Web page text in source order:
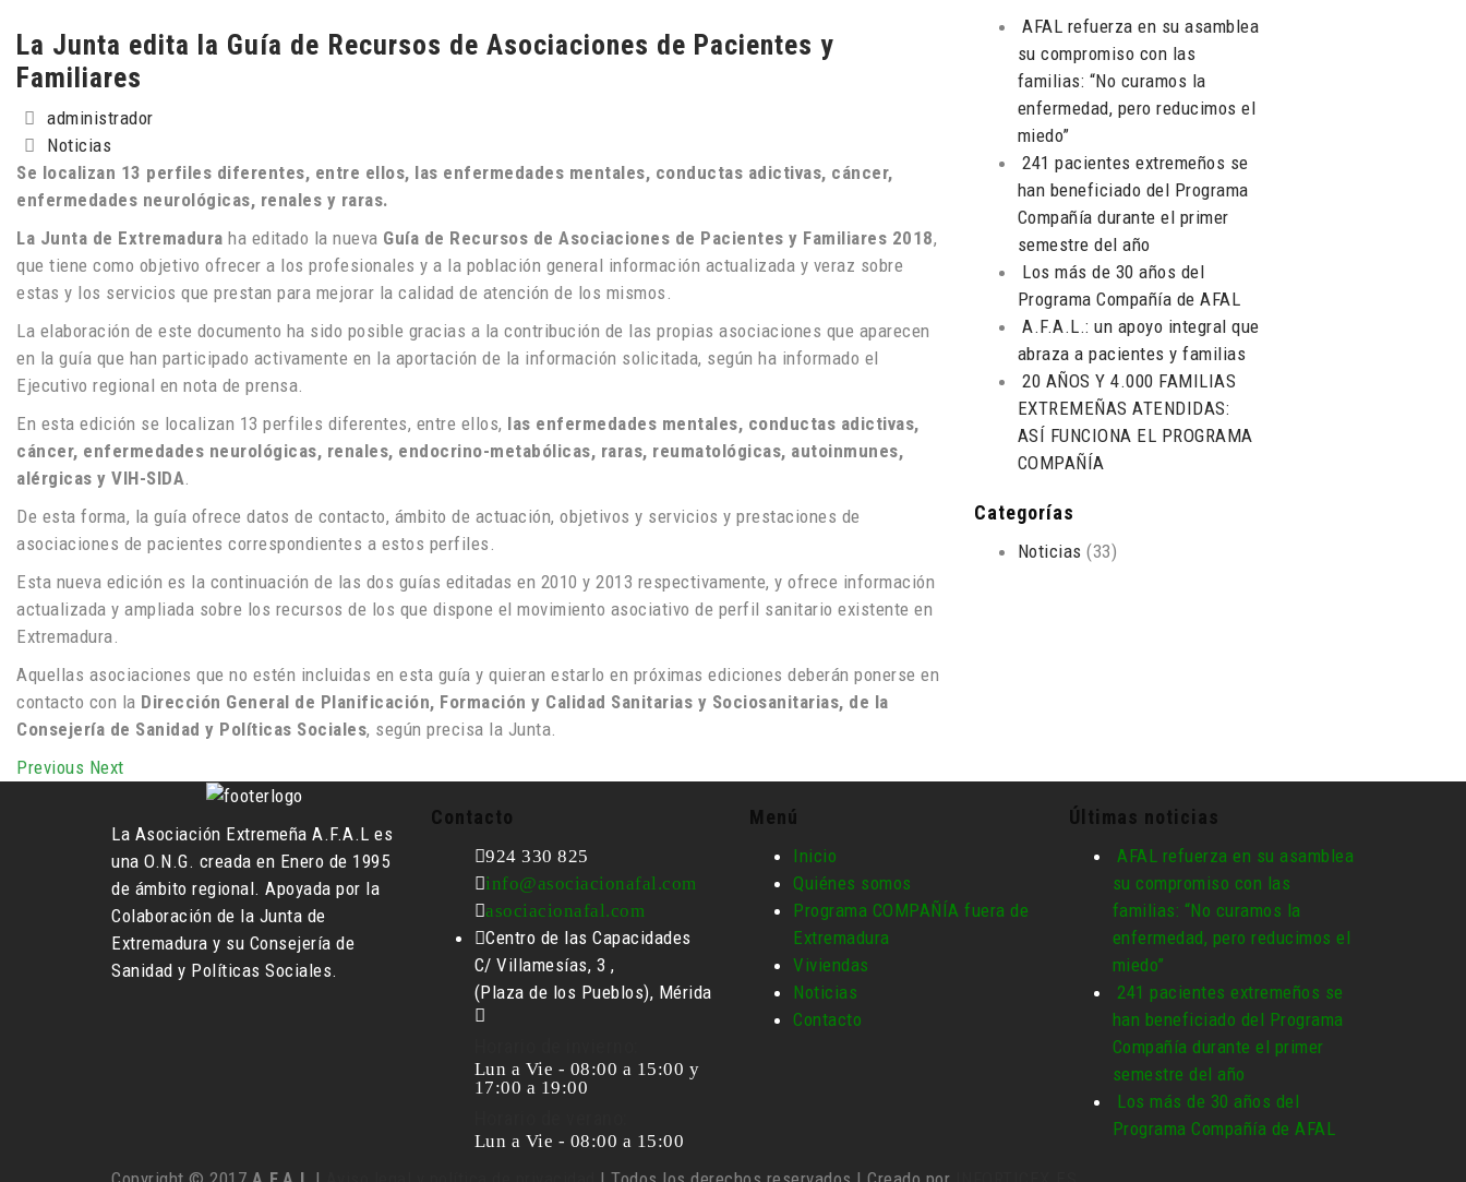
La Junta edita la Guía de Recursos de Asociaciones de Pacientes y
Familiares
administrador
Noticias
Se localizan 13 perfiles diferentes, entre ellos, las enfermedades mentales, conductas adictivas, cáncer,
enfermedades neurológicas, renales y raras.
La Junta de Extremadura ha editado la nueva Guía de Recursos de Asociaciones de Pacientes y Familiares 2018,
que tiene como objetivo ofrecer a los profesionales y a la población general información actualizada y veraz sobre
estas y los servicios que prestan para mejorar la calidad de atención de los mismos.
La elaboración de este documento ha sido posible gracias a la contribución de las propias asociaciones que aparecen
en la guía que han participado activamente en la aportación de la información solicitada, según ha informado el
Ejecutivo regional en nota de prensa.
En esta edición se localizan 13 perfiles diferentes, entre ellos, las enfermedades mentales, conductas adictivas,
cáncer, enfermedades neurológicas, renales, endocrino-metabólicas, raras, reumatológicas, autoinmunes,
alérgicas y VIH-SIDA.
De esta forma, la guía ofrece datos de contacto, ámbito de actuación, objetivos y servicios y prestaciones de
asociaciones de pacientes correspondientes a estos perfiles.
Esta nueva edición es la continuación de las dos guías editadas en 2010 y 2013 respectivamente, y ofrece información
actualizada y ampliada sobre los recursos de los que dispone el movimiento asociativo de perfil sanitario existente en
Extremadura.
Aquellas asociaciones que no estén incluidas en esta guía y quieran estarlo en próximas ediciones deberán ponerse en
contacto con la Dirección General de Planificación, Formación y Calidad Sanitarias y Sociosanitarias, de la
Consejería de Sanidad y Políticas Sociales, según precisa la Junta.
Previous Next
AFAL refuerza en su asamblea
su compromiso con las
familias: “No curamos la
enfermedad, pero reducimos el
miedo”
241 pacientes extremeños se
han beneficiado del Programa
Compañía durante el primer
semestre del año
Los más de 30 años del
Programa Compañía de AFAL
A.F.A.L.: un apoyo integral que
abraza a pacientes y familias
20 AÑOS Y 4.000 FAMILIAS
EXTREMEÑAS ATENDIDAS:
ASÍ FUNCIONA EL PROGRAMA
COMPAÑÍA
Categorías
Noticias (33)
La Asociación Extremeña A.F.A.L es
una O.N.G. creada en Enero de 1995
de ámbito regional. Apoyada por la
Colaboración de la Junta de
Extremadura y su Consejería de
Sanidad y Políticas Sociales.
Contacto
924 330 825
info@asociacionafal.com
asociacionafal.com
Centro de las Capacidades
C/ Villamesías, 3 ,
(Plaza de los Pueblos), Mérida
Lun a Vie - 08:00 a 15:00 y
17:00 a 19:00
Lun a Vie - 08:00 a 15:00
Menú
Inicio
Quiénes somos
Programa COMPAÑÍA fuera de
Extremadura
Viviendas
Noticias
Contacto
Últimas noticias
AFAL refuerza en su asamblea
su compromiso con las
familias: “No curamos la
enfermedad, pero reducimos el
miedo”
241 pacientes extremeños se
han beneficiado del Programa
Compañía durante el primer
semestre del año
Los más de 30 años del
Programa Compañía de AFAL